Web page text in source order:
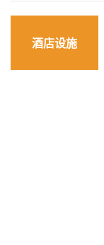
酒店设施